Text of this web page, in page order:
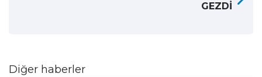
GEZDİ
Diğer haberler